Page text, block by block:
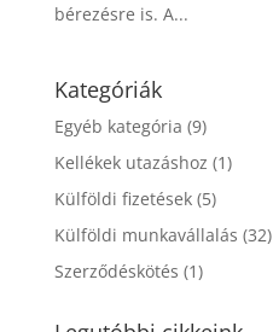
bérezésre is. A...
Kategóriák
Egyéb kategória (9)
Kellékek utazáshoz (1)
Külföldi fizetések(5)
Külföldi munkavállalás (32)
Szerződéskötés (1)